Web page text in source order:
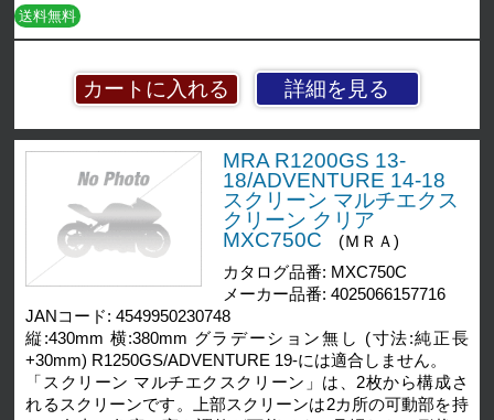
詳細を見る
送料無料
MRA R1200GS 13-
18/ADVENTURE 14-18
スクリーン マルチエクス
クリーン クリア
MXC750C
(ＭＲＡ)
カタログ品番: MXC750C
メーカー品番: 4025066157716
JANコード: 4549950230748
縦:430mm 横:380mm グラデーション無し (寸法:純正長
+30mm) R1250GS/ADVENTURE 19-には適合しません。
「スクリーン マルチエクスクリーン」は、2枚から構成さ
れるスクリーンです。上部スクリーンは2カ所の可動部を持